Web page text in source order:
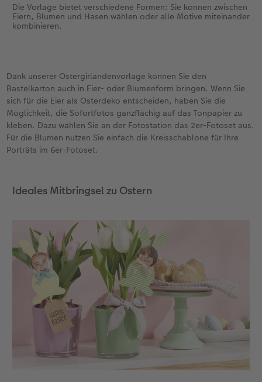
Die Vorlage bietet verschiedene Formen: Sie können zwischen
Eiern, Blumen und Hasen wählen oder alle Motive miteinander
kombinieren.
Dank unserer Ostergirlandenvorlage können Sie den
Bastelkarton auch in Eier- oder Blumenform bringen. Wenn Sie
sich für die Eier als Osterdeko entscheiden, haben Sie die
Möglichkeit, die Sofortfotos ganzflächig auf das Tonpapier zu
kleben. Dazu wählen Sie an der Fotostation das 2er-Fotoset aus.
Für die Blumen nutzen Sie einfach die Kreisschablone für Ihre
Porträts im 6er-Fotoset.
Ideales Mitbringsel zu Ostern